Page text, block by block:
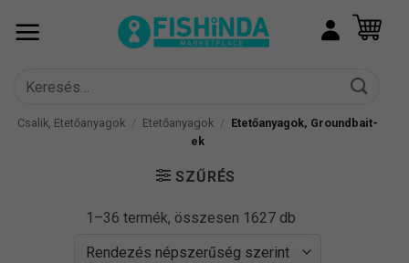
Keresés
következőre:
Csalik, Etetőanyagok / Etetőanyagok / Etetőanyagok, Groundbait-
ek
SZŰRÉS
1–36 termék, összesen 1627 dbSorted